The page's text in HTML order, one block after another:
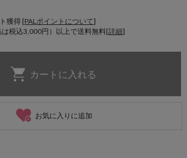
獲得 [PALポイントについて]
税込3,000円）以上で送料無料[詳細]
お気に入りに追加